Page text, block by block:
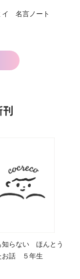
イ 名言ノート
知らない ほんとう
お話 ５年生